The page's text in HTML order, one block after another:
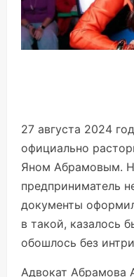
27 августа 2024
официально
Яном Абрамовым.
предприниматель
документы
в такой, казалось
обошлось без
Адвокат Абрамова